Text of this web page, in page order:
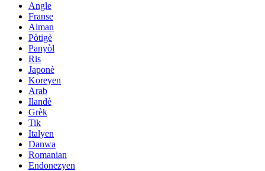
Angle
Franse
Alman
Pòtigè
Panyòl
Ris
Japonè
Koreyen
Arab
Ilandè
Grèk
Tik
Italyen
Danwa
Romanian
Endonezyen